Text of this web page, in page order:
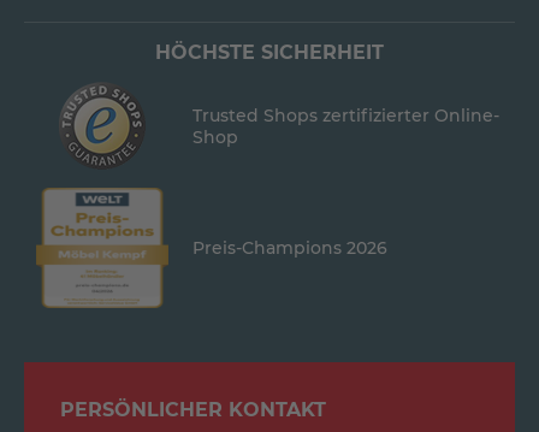
HÖCHSTE SICHERHEIT
Trusted Shops zertifizierter Online-
Shop
Preis-Champions 2026
PERSÖNLICHER KONTAKT